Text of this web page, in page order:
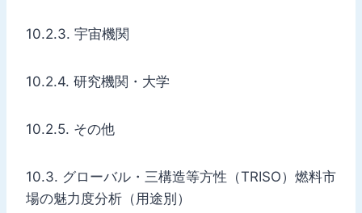
10.2.3. 宇宙機関
10.2.4. 研究機関・大学
10.2.5. その他
10.3. グローバル・三構造等方性（TRISO）燃料市
場の魅力度分析（用途別）